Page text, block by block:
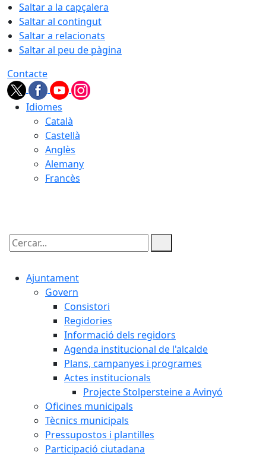
Saltar a la capçalera
Saltar al contingut
Saltar a relacionats
Saltar al peu de pàgina
Contacte
Idiomes
Català
Castellà
Anglès
Alemany
Francès
Cercar:
Ajuntament
Govern
Consistori
Regidories
Informació dels regidors
Agenda institucional de l'alcalde
Plans, campanyes i programes
Actes institucionals
Projecte Stolpersteine a Avinyó
Oficines municipals
Tècnics municipals
Pressupostos i plantilles
Participació ciutadana